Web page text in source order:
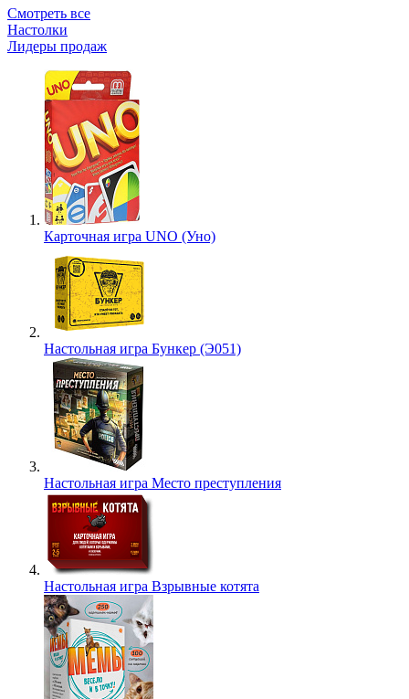
Смотреть все
Настолки
Лидеры продаж
Карточная игра UNO (Уно)
Настольная игра Бункер (Э051)
Настольная игра Место преступления
Настольная игра Взрывные котята